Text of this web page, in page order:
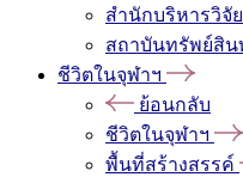
สำนักบริหารวิจัย
สถาบันทรัพย์สิ
ชีวิตในจุฬาฯ
ย้อนกลับ
ชีวิตในจุฬาฯ
พื้นที่สร้างสรรค์